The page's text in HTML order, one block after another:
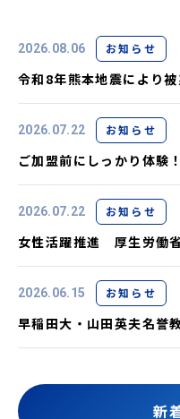
2026.08.06 お知らせ
令和8年熊本地震により
2026.07.22 お知らせ
ご加盟前にしっかり体験
施中です
2026.07.22 お知らせ
女性活躍推進 厚生労働
取得しました
2026.06.15 お知らせ
早稲田大・山田英夫名誉
されました
新